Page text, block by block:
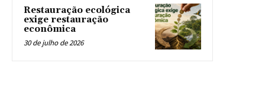
Restauração ecológica
exige restauração
econômica
30 de julho de 2026